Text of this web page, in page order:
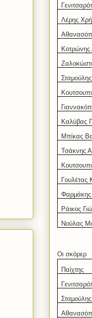
Λέρης
Κοτρώνης
Καλύβας
Μπίκας
Τσάκνης
Γουλέτας
Φαρμάκης
Ράικος
Νούλας
Οι σκόρερ
Παίχτης